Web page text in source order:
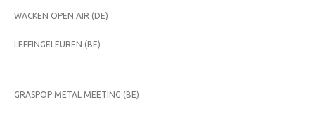
WACKEN OPEN AIR (DE)
LEFFINGELEUREN (BE)
GRASPOP METAL MEETING (BE)